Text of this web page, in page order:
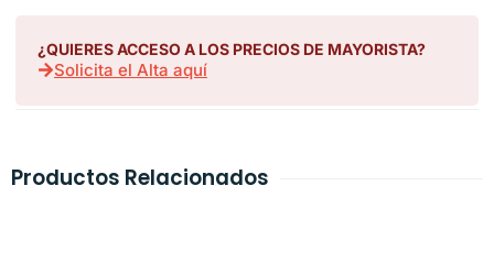
¿QUIERES ACCESO A LOS PRECIOS DE MAYORISTA?
Solicita el Alta aquí
Productos Relacionados